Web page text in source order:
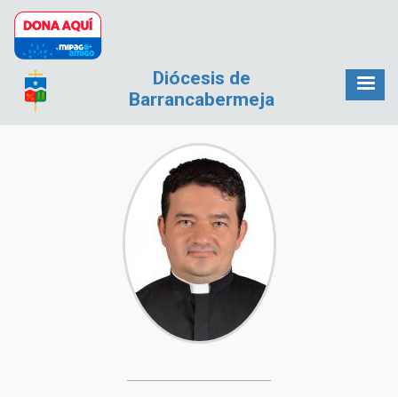
Pasar al contenido principal
Diócesis de
Barrancabermeja